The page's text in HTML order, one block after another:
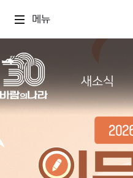
메뉴
새소식